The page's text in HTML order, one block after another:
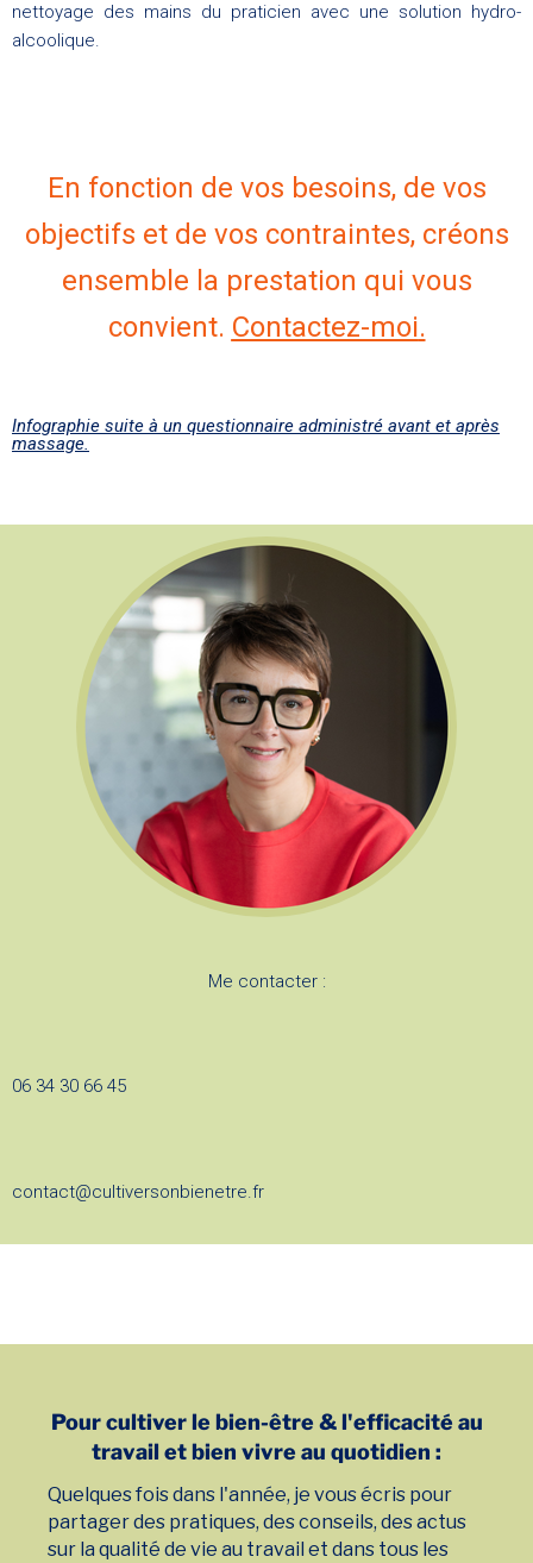
nettoyage des mains du praticien avec une solution hydro-
alcoolique.
En fonction de vos besoins, de vos
objectifs et de vos contraintes, créons
ensemble la prestation qui vous
convient. Contactez-moi.
Infographie suite à un questionnaire administré avant et après
massage.
Me contacter :
06 34 30 66 45
contact@cultiversonbienetre.fr
Pour cultiver le bien-être & l'efficacité au
travail et bien vivre au quotidien :
Quelques fois dans l'année, je vous écris pour
partager des pratiques, des conseils, des actus
sur la qualité de vie au travail et dans tous les